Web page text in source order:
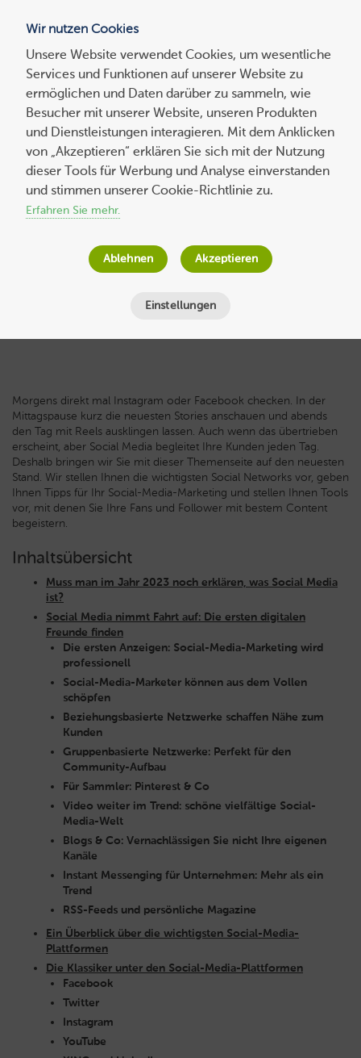
Suchen
nach:
Der große Social-Media-Guide: Alles über
Social Networks, Social-Media-Marketing
Management
Morgens direkt mal Instagram oder Facebook checken. In der
Mittagspause kurz die neuesten Stories anschauen und abends
den Tag mit Reels ausklingen lassen. Auch wenn das übertrieben
erscheint, aber Social Media begleitet Ihre Kunden jeden Tag.
Deshalb bringen wir Sie mit dieser Themenseite auf den neuesten
Stand. Wir stellen Ihnen die wichtigsten Social Networks vor, geben
Ihnen Tipps für Ihr Social-Media-Marketing und stellen Ihnen Tools
vor, mit denen Sie Ihre Fans und Follower mit bestem Content
begeistern.
Inhaltsübersicht
Muss man im Jahr 2023 noch erklären, was Social Media
ist?
Social Media nimmt Fahrt auf: Die ersten digitalen
Freunde finden
Die ersten Anzeigen: Social-Media-Marketing wird
professionell
Social-Media-Marketer können aus dem Vollen
schöpfen
Beziehungsbasierte Netzwerke schaffen Nähe zum
Kunden
Gruppenbasierte Netzwerke: Perfekt für den
Community-Aufbau
Für Sammler: Pinterest & Co
Video weiter im Trend: schöne vielfältige Social-
Media-Welt
Blogs & Co: Vernachlässigen Sie nicht Ihre eigenen
Kanäle
Instant Messenging für Unternehmen: Mehr als ein
Trend
RSS-Feeds und persönliche Magazine
Ein Überblick über die wichtigsten Social-Media-
Plattformen
Die Klassiker unter den Social-Media-Plattformen
Facebook
Twitter
Instagram
YouTube
Wir nutzen Cookies
Unsere Website verwendet Cookies, um wesentliche
Services und Funktionen auf unserer Website zu
ermöglichen und Daten darüber zu sammeln, wie
Besucher mit unserer Website, unseren Produkten
und Dienstleistungen interagieren. Mit dem Anklicken
von „Akzeptieren“ erklären Sie sich mit der Nutzung
dieser Tools für Werbung und Analyse einverstanden
und stimmen unserer Cookie-Richtlinie zu.
Erfahren Sie mehr.
Einstellungen
Ablehnen Akzeptieren